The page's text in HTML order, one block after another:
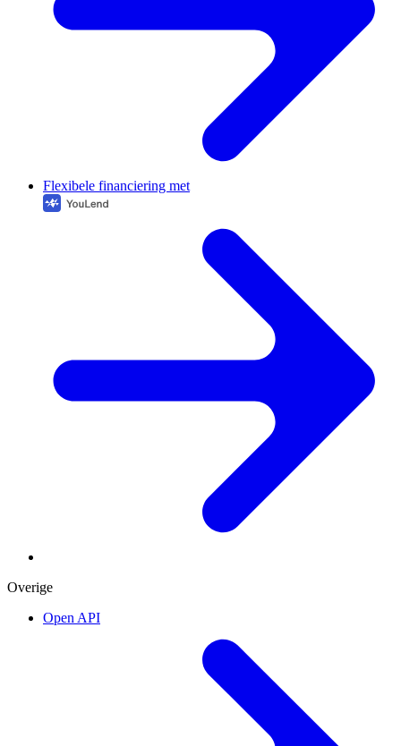
Flexibele financiering met
Overige
Open API